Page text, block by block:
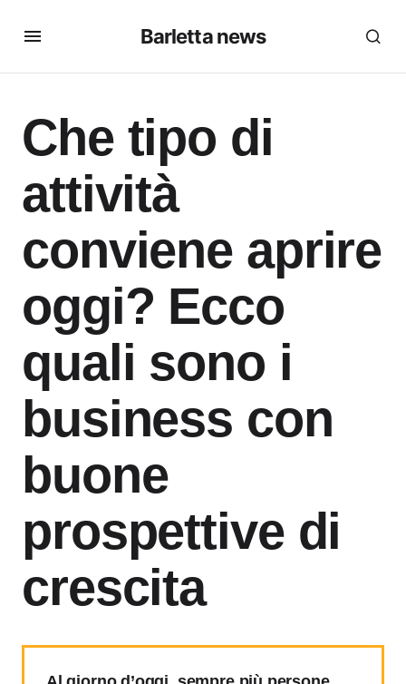
Barletta news
Che tipo di
attività
conviene aprire
oggi? Ecco
quali sono i
business con
buone
prospettive di
crescita